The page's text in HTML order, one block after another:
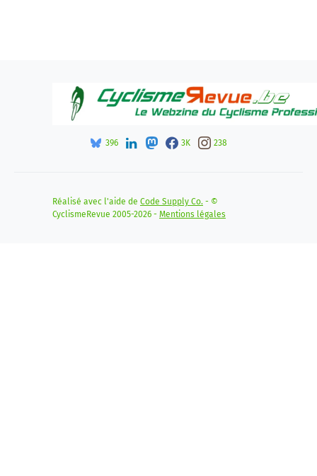
396 3K 238
Réalisé avec l'aide de Code Supply Co. - ©
CyclismeRevue 2005-2026 - Mentions légales